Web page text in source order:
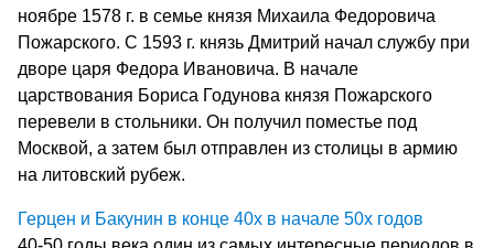
ноябре 1578 г. в семье князя Михаила Федоровича
Пожарского. С 1593 г. князь Дмитрий начал службу при
дворе царя Федора Ивановича. В начале
царствования Бориса Годунова князя Пожарского
перевели в стольники. Он получил поместье под
Москвой, а затем был отправлен из столицы в армию
на литовский рубеж.
Герцен и Бакунин в конце 40х в начале 50х годов